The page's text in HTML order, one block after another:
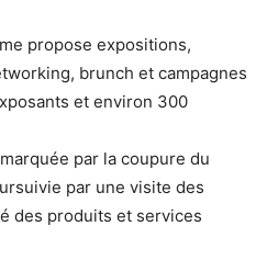
propose expositions,
brunch et campagnes
et environ 300
par la coupure du
par une visite des
des produits et services